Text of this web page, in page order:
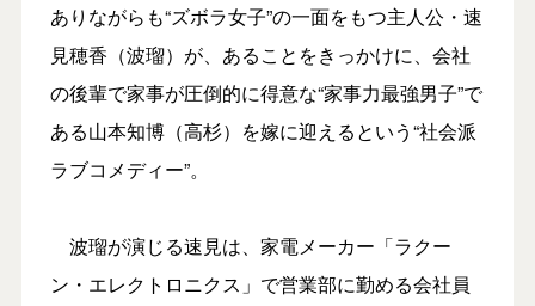
ありながらも“ズボラ女子”の一面をもつ主人公・速
見穂香（波瑠）が、あることをきっかけに、会社
の後輩で家事が圧倒的に得意な“家事力最強男子”で
ある山本知博（高杉）を嫁に迎えるという“社会派
ラブコメディー”。
波瑠が演じる速見は、家電メーカー「ラクー
ン・エレクトロニクス」で営業部に勤める会社員